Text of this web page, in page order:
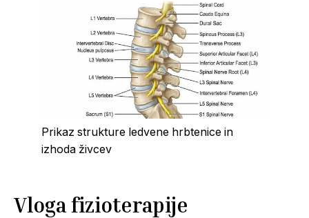
Prikaz strukture ledvene hrbtenice in
izhoda živcev
Vloga fizioterapije